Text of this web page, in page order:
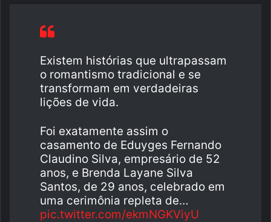
Existem histórias que ultrapassam
o romantismo tradicional e se
transformam em verdadeiras
lições de vida.
Foi exatamente assim o
casamento de Eduyges Fernando
Claudino Silva, empresário de 52
anos, e Brenda Layane Silva
Santos, de 29 anos, celebrado em
uma cerimônia repleta de…
pic.twitter.com/ekmNGKViyU